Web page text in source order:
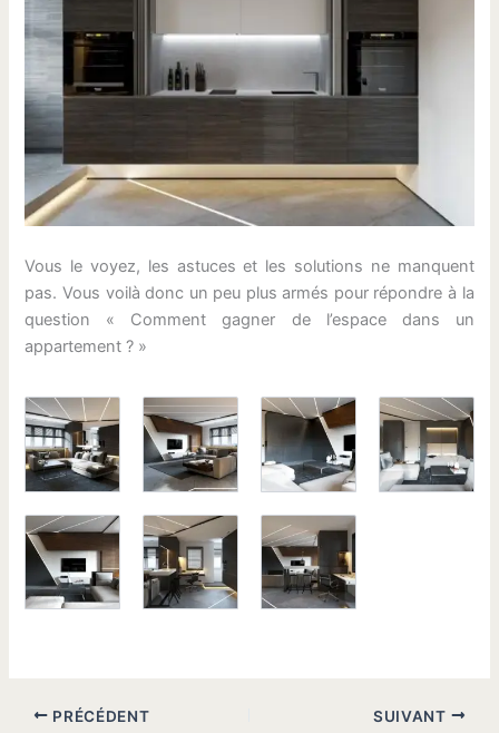
Vous le voyez, les astuces et les solutions ne manquent
pas. Vous voilà donc un peu plus armés pour répondre à la
question « Comment gagner de l’espace dans un
appartement ? »
PRÉCÉDENT SUIVANT